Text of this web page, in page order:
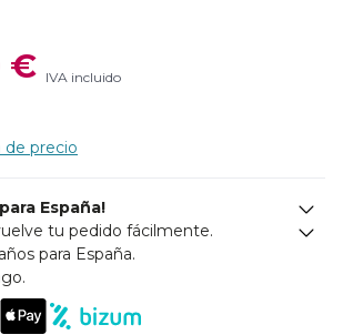
€ IVA incluido
de precio
España!
tu pedido fácilmente.
para España.